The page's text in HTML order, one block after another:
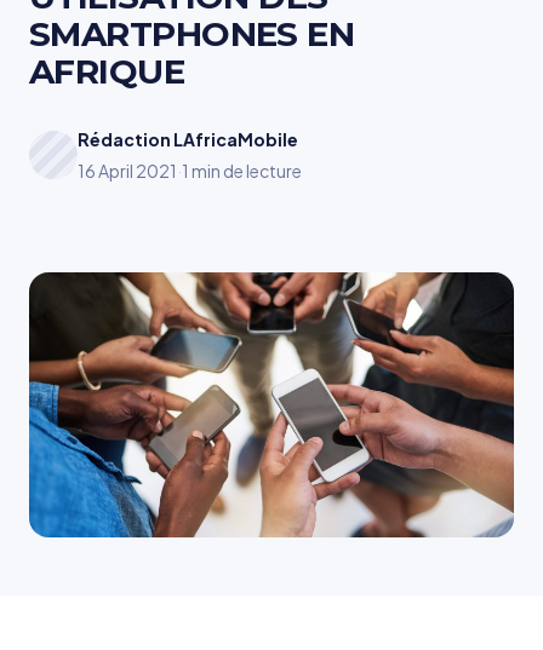
SMARTPHONES EN
AFRIQUE
Rédaction LAfricaMobile
16 April 2021 ·1 min de lecture